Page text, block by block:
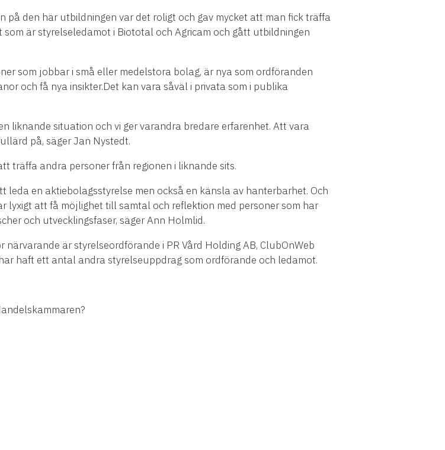
på den här utbildningen var det roligt och gav mycket att man fick träffa
är styrelseledamot i Biototal och Agricam och gått utbildningen
som jobbar i små eller medelstora bolag, är nya som ordföranden
och få nya insikter.Det kan vara såväl i privata som i publika
liknande situation och vi ger varandra bredare erfarenhet. Att vara
på, säger Jan Nystedt.
träffa andra personer från regionen i liknande sits.
leda en aktiebolagsstyrelse men också en känsla av hanterbarhet. Och
lyxigt att få möjlighet till samtal och reflektion med personer som har
och utvecklingsfaser, säger Ann Holmlid.
är styrelseordförande i PR Vård Holding AB, ClubOnWeb
haft ett antal andra styrelseuppdrag som ordförande och ledamot.